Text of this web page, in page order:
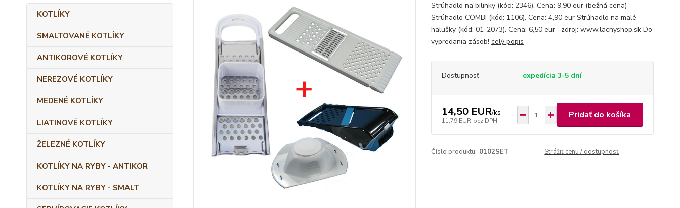
KOTLÍKY
SMALTOVANÉ KOTLÍKY
ANTIKOROVÉ KOTLÍKY
NEREZOVÉ KOTLÍKY
MEDENÉ KOTLÍKY
LIATINOVÉ KOTLÍKY
ŽELEZNÉ KOTLÍKY
KOTLÍKY NA RYBY - ANTIKOR
KOTLÍKY NA RYBY - SMALT
Strúhadlo na bilinky (kód: 2346). Cena: 9,90 eur (bežná cena)
Strúhadlo COMBI (kód: 1106). Cena: 4,90 eur Strúhadlo na malé
halušky (kód: 01-2073). Cena: 6,50 eur zdroj: www.lacnyshop.sk Do
vypredania zásob! celý popis
Dostupnosť expedícia 3-5 dní
14,50 EUR/ks
11,79 EUR bez DPH
Pridať do košíka
Číslo produktu: 0102SET Strážiť cenu / dostupnosť